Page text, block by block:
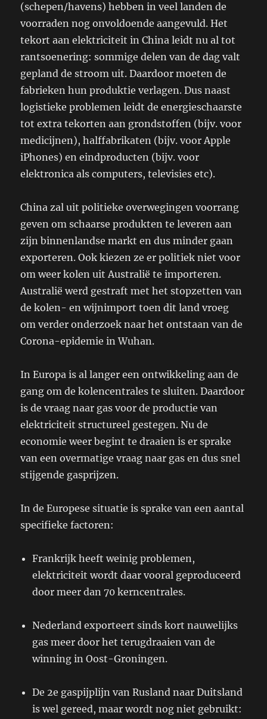
(schepen/havens) hebben in veel landen de
voorraden nog onvoldoende aangevuld. Het
tekort aan elektriciteit in China leidt nu al tot
rantsoenering: sommige delen van de dag valt
gepland de stroom uit. Daardoor moeten de
fabrieken hun produktie verlagen. Dus naast
logistieke problemen leidt de energieschaarste
tot extra tekorten aan grondstoffen (bijv. voor
medicijnen), halffabrikaten (bijv. voor Apple
iPhones) en eindproducten (bijv. voor
elektronica als computers, televisies etc).
China zal uit politieke overwegingen voorrang
geven om schaarse produkten te leveren aan
zijn binnenlandse markt en dus minder gaan
exporteren. Ook kiezen ze er politiek niet voor
om weer kolen uit Australië te importeren.
Australië werd gestraft met het stopzetten van
de kolen- en wijnimport toen dit land vroeg
om verder onderzoek naar het ontstaan van de
Corona-epidemie in Wuhan.
In Europa is al langer een ontwikkeling aan de
gang om de kolencentrales te sluiten. Daardoor
is de vraag naar gas voor de productie van
elektriciteit structureel gestegen. Nu de
economie weer begint te draaien is er sprake
van een overmatige vraag naar gas en dus snel
stijgende gasprijzen.
In de Europese situatie is sprake van een aantal
specifieke factoren:
Frankrijk heeft weinig problemen,
elektriciteit wordt daar vooral geproduceerd
door meer dan 70 kerncentrales.
Nederland exporteert sinds kort nauwelijks
gas meer door het terugdraaien van de
winning in Oost-Groningen.
De 2e gaspijplijn van Rusland naar Duitsland
is wel gereed, maar wordt nog niet gebruikt: